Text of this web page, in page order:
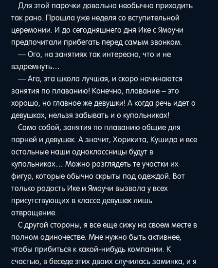
Для этой парочки довольно необычно приходить
так рано. Прошла уже неделя со вступительной
церемонии. И до сегодняшнего дня Ике с Ямаучи
предпочитали прибегать перед самым звонком.
— Ого, на занятиях так интересно, что и не
вздремнуть…
— Ага, эта школа лучшая, и скоро начинаются
занятия по плаванию! Конечно, плавание – это
хорошо, но главное же девушки! А когда речь идет о
девушках, нельзя забывать и о купальниках!
Само собой, занятия по плаванию общие для
парней и девушек. А значит, Хорикита, Кушида и все
остальные наши одноклассницы будут в
купальниках… Можно разглядеть те участки их
фигур, которые обычно скрыты под одеждой. Вот
только радость Ике и Ямаучи вызвала у всех
присутствующих в классе девушек лишь
отвращение.
С другой стороны, я все еще сижу на своем месте в
полном одиночестве. Мне нужно быть активнее,
чтобы прибиться к какой-нибудь компании. К
счастью, в беседе этих двоих случилась заминка, и я